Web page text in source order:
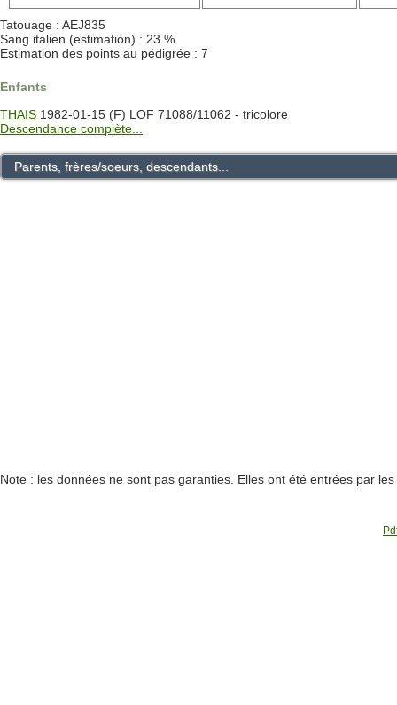
Tatouage : AEJ835
Sang italien (estimation) : 23 %
Estimation des points au pédigrée : 7
Enfants
THAIS 1982-01-15 (F) LOF 71088/11062 - tricolore
Descendance complète...
Parents, frères/soeurs, descendants...
Note : les données ne sont pas garanties. Elles ont été entrées par